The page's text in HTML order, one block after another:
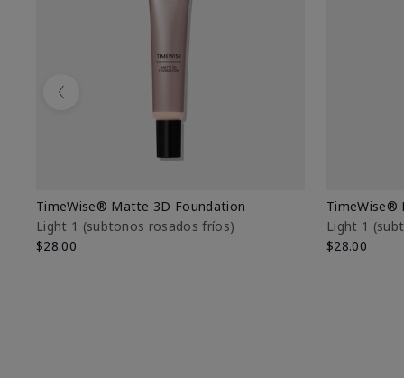
TimeWise® Matte 3D Foundation
Light 1​ (subtonos rosados fríos)
$28.00
TimeWise®
Light 1​
$28.00
Previous